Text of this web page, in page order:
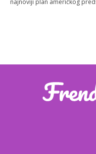
najnoviji plan američkog